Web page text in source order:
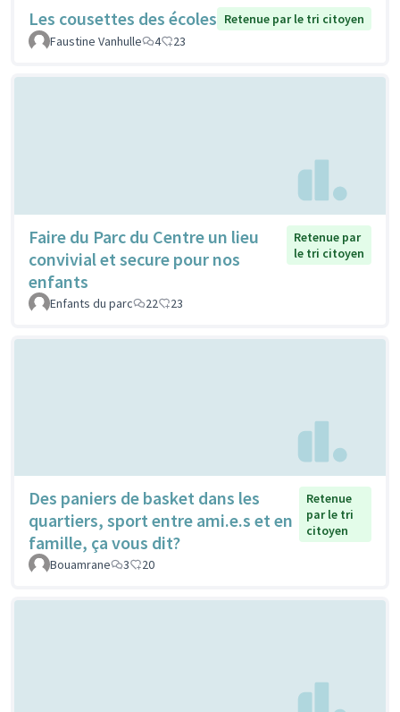
Les cousettes des écoles Retenue par le tri citoyen
Faustine Vanhulle
4 23
Faire du Parc du Centre un lieu
convivial et secure pour nos
enfants
Retenue par
le tri citoyen
Enfants du parc 22 23
Des paniers de basket dans les
quartiers, sport entre ami.e.s et en
famille, ça vous dit?
Retenue
par le tri
citoyen
Bouamrane 3 20